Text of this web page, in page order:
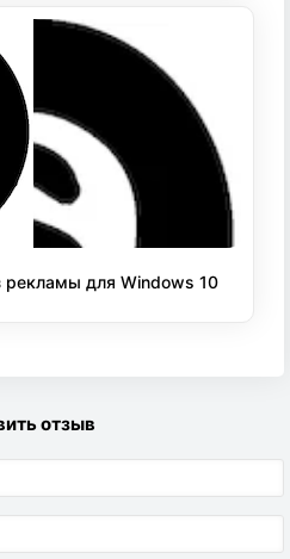
рекламы для Windows 10
отзыв